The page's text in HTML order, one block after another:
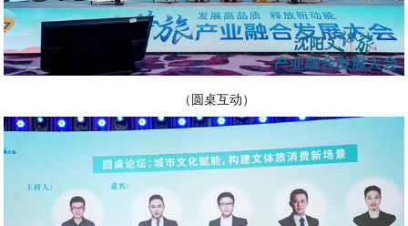
（圆桌互动）